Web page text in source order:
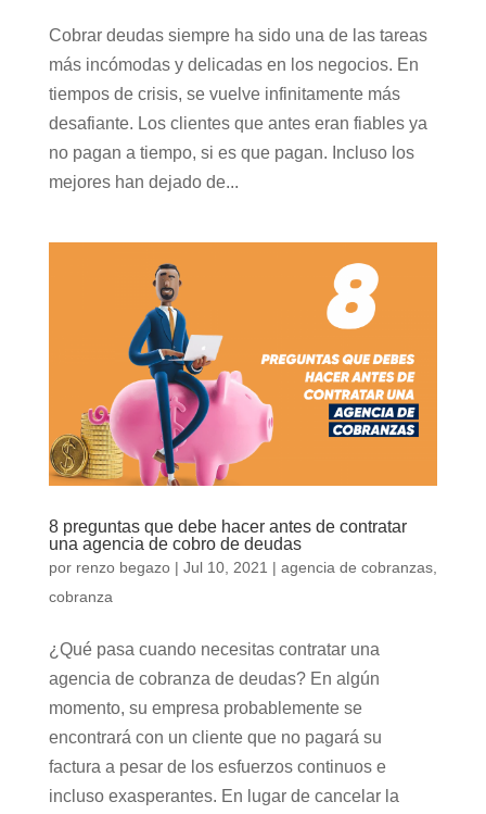
Cobrar deudas siempre ha sido una de las tareas
más incómodas y delicadas en los negocios. En
tiempos de crisis, se vuelve infinitamente más
desafiante. Los clientes que antes eran fiables ya
no pagan a tiempo, si es que pagan. Incluso los
mejores han dejado de...
8 preguntas que debe hacer antes de contratar
una agencia de cobro de deudas
por renzo begazo| Jul 10, 2021 | agencia de cobranzas,
cobranza
¿Qué pasa cuando necesitas contratar una
agencia de cobranza de deudas? En algún
momento, su empresa probablemente se
encontrará con un cliente que no pagará su
factura a pesar de los esfuerzos continuos e
incluso exasperantes. En lugar de cancelar la